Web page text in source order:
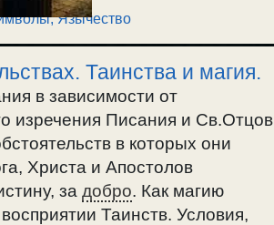
,Язычество
Таинства и магия.
в зависимости от
изречения Писания и Св.Отцов
в которых они
Христа и Апостолов
за добро. Как магию
Таинств. Условия,